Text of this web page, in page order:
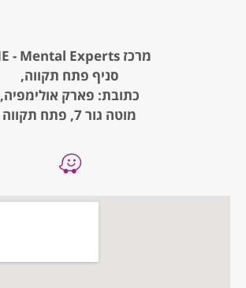
מרכז ME - Mental Experts,
סניף פתח תקווה,
כתובת: פארק אולימפיה,
מוטה גור 7, פתח תקווה